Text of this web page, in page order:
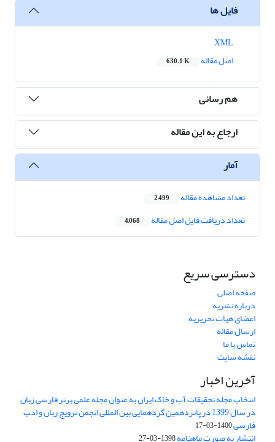
فایل ها
اصل مقاله
630.1 K
هم رسانی
ارجاع به این مقاله
آمار
تعداد مشاهده مقاله 2,499
تعداد دریافت فایل اصل مقاله 4,068
دسترسی سریع
صفحه اصلی
درباره نشریه
اعضای هیات تحریریه
ارسال مقاله
تماس با ما
نقشه سایت
آخرین اخبار
انتخاب مجله تحقیقات آب و خاک ایران به عنوان مجله علمی برتر فارسی زبان
در سال 1399 در پانزدهمین گردهمایی بین المللی انجمن ترویج زبان و ادب
فارسی1400-03-17
انتشار به صورت ماهنامه1398-03-27